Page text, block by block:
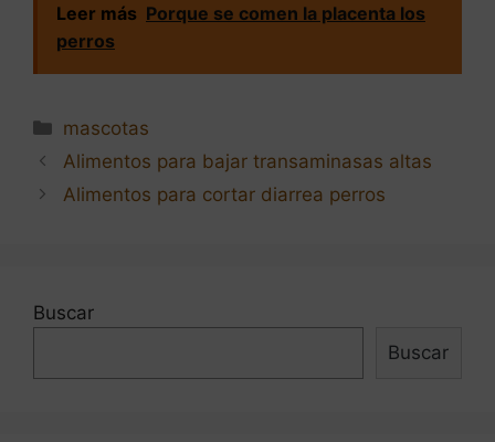
Leer más Porque se comen la placenta los
perros
Categorías
mascotas
Navegación
de
Alimentos para bajar transaminasas altas
Alimentos para cortar diarrea perros
Buscar
Buscar